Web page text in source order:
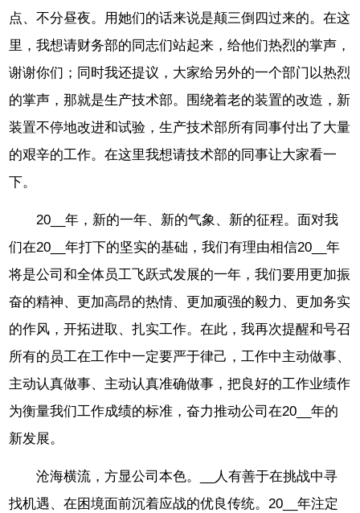
点、不分昼夜。用她们的话来说是颠三倒四过来的。在这
里，我想请财务部的同志们站起来，给他们热烈的掌声，
谢谢你们；同时我还提议，大家给另外的一个部门以热烈
的掌声，那就是生产技术部。围绕着老的装置的改造，新
装置不停地改进和试验，生产技术部所有同事付出了大量
的艰辛的工作。在这里我想请技术部的同事让大家看一
下。
20__年，新的一年、新的气象、新的征程。面对我
们在20__年打下的坚实的基础，我们有理由相信20__年
将是公司和全体员工飞跃式发展的一年，我们要用更加振
奋的精神、更加高昂的热情、更加顽强的毅力、更加务实
的作风，开拓进取、扎实工作。在此，我再次提醒和号召
所有的员工在工作中一定要严于律己，工作中主动做事、
主动认真做事、主动认真准确做事，把良好的工作业绩作
为衡量我们工作成绩的标准，奋力推动公司在20__年的
新发展。
沧海横流，方显公司本色。__人有善于在挑战中寻
找机遇、在困境面前沉着应战的优良传统。20__年注定